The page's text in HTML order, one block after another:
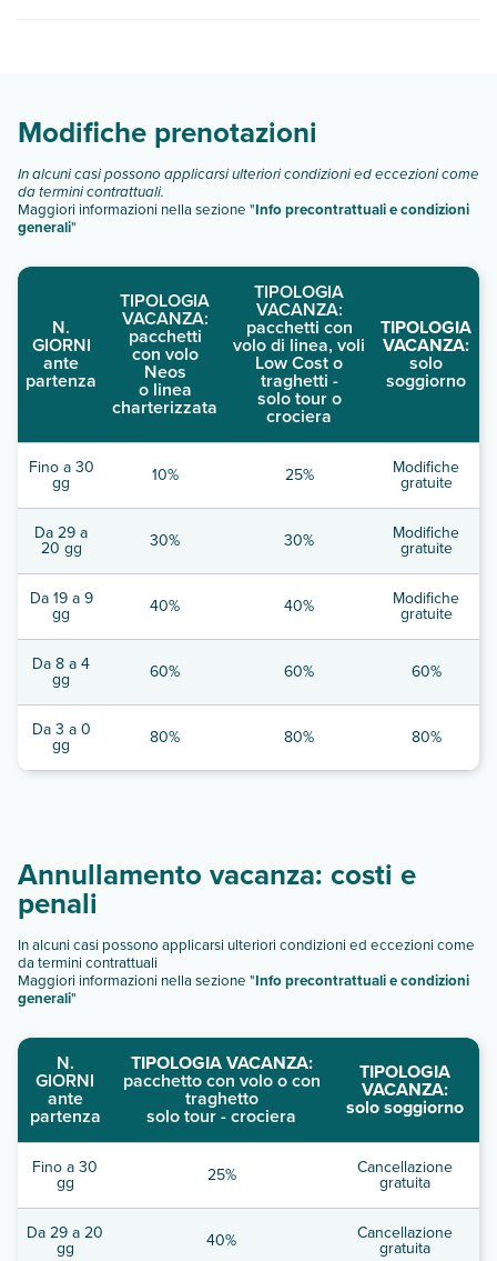
ricevuta in seguito alla prenotazione. Per la sicurezza dei
viaggiatori, sono disponibili metodi di pagamento senza
contanti per tutte le transazioni e gli ospiti possono
accedere alle loro camere con un dispositivo mobile.Sono
disponibili il check-in senza contatti e il check-out senza
contatti. Questa struttura è LGBTQ+ friendly e accoglie tutti
Modifiche prenotazioni
In alcuni casi possono applicarsi ulteriori condizioni ed eccezioni come
da termini contrattuali.
Maggiori informazioni nella sezione "Info precontrattuali e condizioni
generali"
N.
GIORNI
ante
partenza
TIPOLOGIA
VACANZA:
pacchetti
con volo
Neos
o linea
charterizzata
TIPOLOGIA
VACANZA:
pacchetti con
volo di linea, voli
Low Cost o
traghetti -
solo tour o
crociera
TIPOLOGIA
VACANZA:
solo
soggiorno
Fino a 30
gg 10% 25% Modifiche
gratuite
Da 29 a
20 gg 30% 30% Modifiche
gratuite
Da 19 a 9
gg 40% 40% Modifiche
gratuite
Da 8 a 4
gg 60% 60% 60%
Da 3 a 0
gg 80% 80% 80%
Annullamento vacanza: costi e
penali
In alcuni casi possono applicarsi ulteriori condizioni ed eccezioni come
da termini contrattuali
Maggiori informazioni nella sezione "Info precontrattuali e condizioni
generali"
N.
GIORNI
ante
partenza
TIPOLOGIA VACANZA:
pacchetto con volo o con
traghetto
solo tour - crociera
TIPOLOGIA
VACANZA:
solo soggiorno
Fino a 30
gg 25% Cancellazione
gratuita
Da 29 a 20
gg 40% Cancellazione
gratuita